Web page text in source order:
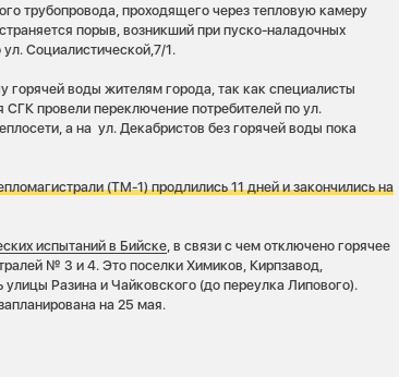
трубопровода, проходящего через тепловую камеру
порыв, возникший при пуско-наладочных
ул. Социалистической,7/1.
горячей воды жителям города, так как специалисты
СГК провели переключение потребителей по ул.
а на ул. Декабристов без горячей воды пока
(ТМ-1) продлились 11 дней и закончились на
испытаний в Бийске , в связи с чем отключено горячее
№ 3 и 4. Это поселки Химиков, Кирпзавод,
Разина и Чайковского (до переулка Липового).
на 25 мая.